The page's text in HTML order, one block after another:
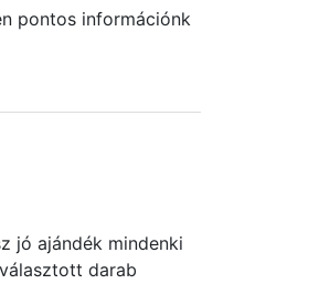
pontos információnk
jó ajándék mindenki
darab